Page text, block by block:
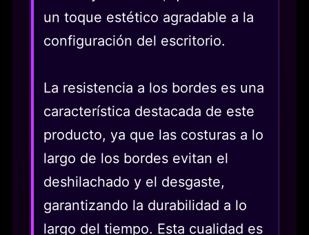
un toque estético agradable a la
configuración del escritorio.
La resistencia a los bordes es una
característica destacada de este
producto, ya que las costuras a lo
largo de los bordes evitan el
deshilachado y el desgaste,
garantizando la durabilidad a lo
largo del tiempo. Esta cualidad es